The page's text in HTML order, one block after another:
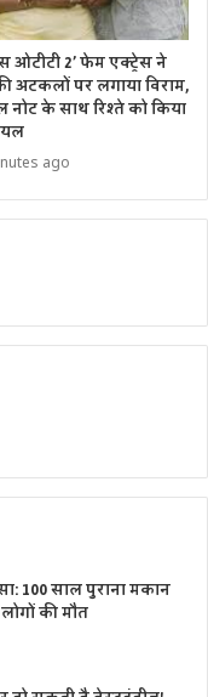
ओटीटी 2’ फेम एक्ट्रेस ने
अटकलों पर लगाया विराम,
नोट के साथ रिश्ते को किया
ago
100 साल पुराना मकान
की मौत